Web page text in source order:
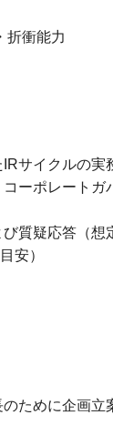
折衝能力
サイクルの実
ーポレート
質疑応答（想
安）
ために企画